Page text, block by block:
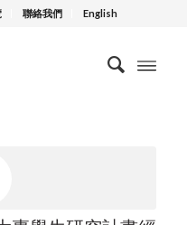
聯絡我們 English